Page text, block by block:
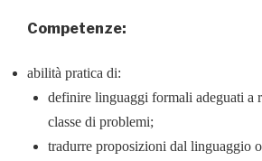
Competenze:
abilità pratica di:
definire linguaggi formali adeguati a
classe di problemi;
tradurre proposizioni dal linguaggio